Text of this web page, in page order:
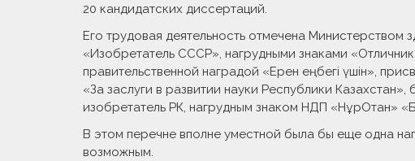
20 кандидатских диссертаций.
Его трудовая деятельность отмечена
«Изобретатель СССР», нагрудными знаками
правительственной наградой «Ерен еңбегі үшін»,
«За заслуги в развитии науки Республики
изобретатель РК, нагрудным знаком НДП «НұрОтан»
В этом перечне вполне уместной была бы еще одна
возможным.